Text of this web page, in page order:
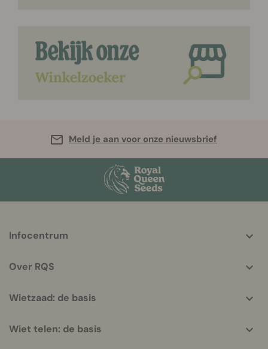
Meld je aan voor onze nieuwsbrief
helpful
Infocentrum
Over RQS
Wietzaad: de basis
Wiet telen: de basis